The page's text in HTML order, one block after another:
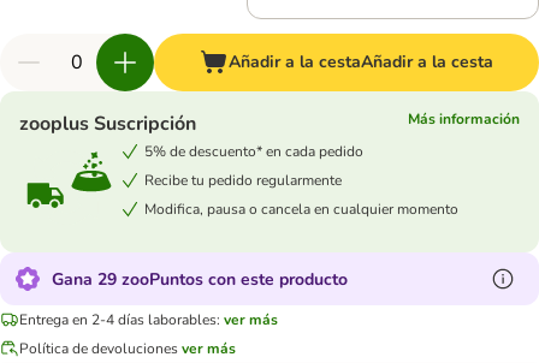
Añadir a la cestaAñadir a la cesta
zooplus Suscripción
Más información
5% de descuento* en cada pedido
Recibe tu pedido regularmente
Modifica, pausa o cancela en cualquier momento
Gana 29 zooPuntos con este producto
Entrega en 2-4 días laborables: ver más
Política de devolucionesver más